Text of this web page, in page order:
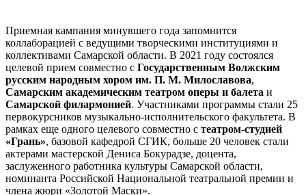
Приемная кампания минувшего года запомнится
коллаборацией с ведущими творческими институциями и
коллективами Самарской области. В 2021 году состоялся
целевой прием совместно с Государственным Волжским
русским народным хором им. П. М. Милославова,
Самарским академическим театром оперы и балета и
Самарской филармонией. Участниками программы стали 25
первокурсников музыкально-исполнительского факультета. В
рамках еще одного целевого совместно с театром-студией
«Грань», базовой кафедрой СГИК, больше 20 человек стали
актерами мастерской Дениса Бокурадзе, доцента,
заслуженного работника культуры Самарской области,
номинанта Российской Национальной театральной премии и
члена жюри «Золотой Маски».